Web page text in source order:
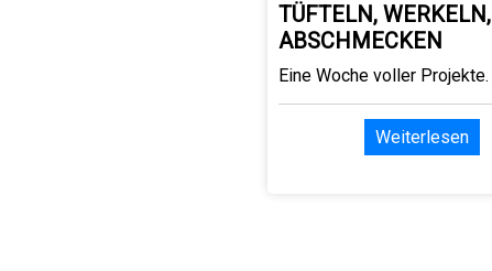
TÜFTELN, WERKELN,
ABSCHMECKEN
Eine Woche voller Projekte.
Weiterlesen